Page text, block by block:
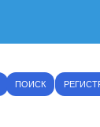
ПОИСК